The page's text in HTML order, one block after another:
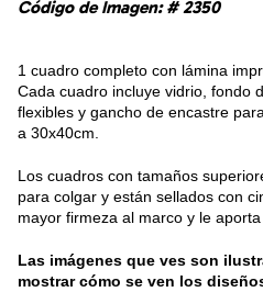
Código de Imagen: # 2350
1 cuadro completo con lámina
Cada cuadro incluye vidrio, fondo
flexibles y gancho de encastre
a 30x40cm.
Los cuadros con tamaños
para colgar y están sellados con
mayor firmeza al marco y le
Las imágenes que ves son
mostrar cómo se ven los